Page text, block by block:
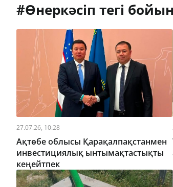
# өнеркәсіп тегі
27.07.26, 10:28
Ақтөбе облысы Қарақалпақстанмен
инвестициялық ынтымақтастықты
кеңейтпек